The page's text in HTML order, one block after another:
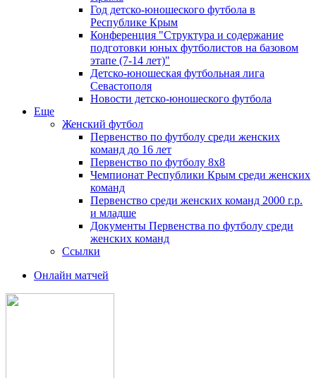
Год детско-юношеского футбола в
Республике Крым
Конференция "Структура и содержание
подготовки юных футболистов на базовом
этапе (7-14 лет)"
Детско-юношеская футбольная лига
Севастополя
Новости детско-юношеского футбола
Еще
Женский футбол
Первенство по футболу среди женских
команд до 16 лет
Первенство по футболу 8х8
Чемпионат Республики Крым среди женских
команд
Первенство среди женских команд 2000 г.р.
и младше
Документы Первенства по футболу среди
женских команд
Ссылки
Онлайн матчей